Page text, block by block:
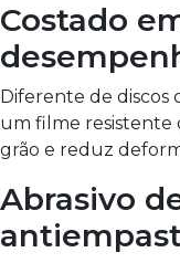
Costado
Diferente de discos
um filme resistente
grão e reduz
Abrasivo